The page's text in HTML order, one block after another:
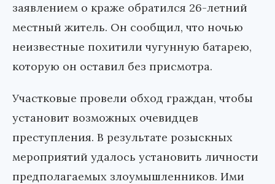
заявлением о краже обратился 26-летний
местный житель. Он сообщил, что ночью
неизвестные похитили чугунную батарею,
которую он оставил без присмотра.
Участковые провели обход граждан, чтобы
установит возможных очевидцев
преступления. В результате розыскных
мероприятий удалось установить личности
предполагаемых злоумышленников. Ими